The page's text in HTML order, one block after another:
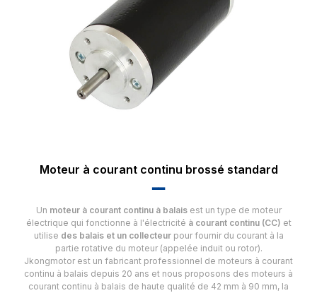
Moteur à courant continu brossé standard
▂▂
Un moteur à courant continu à balais est un type de moteur
électrique qui fonctionne à l'électricité à courant continu (CC) et
utilise des balais et un collecteur pour fournir du courant à la
partie rotative du moteur (appelée induit ou rotor).
Jkongmotor est un fabricant professionnel de moteurs à courant
continu à balais depuis 20 ans et nous proposons des moteurs à
courant continu à balais de haute qualité de 42 mm à 90 mm, la